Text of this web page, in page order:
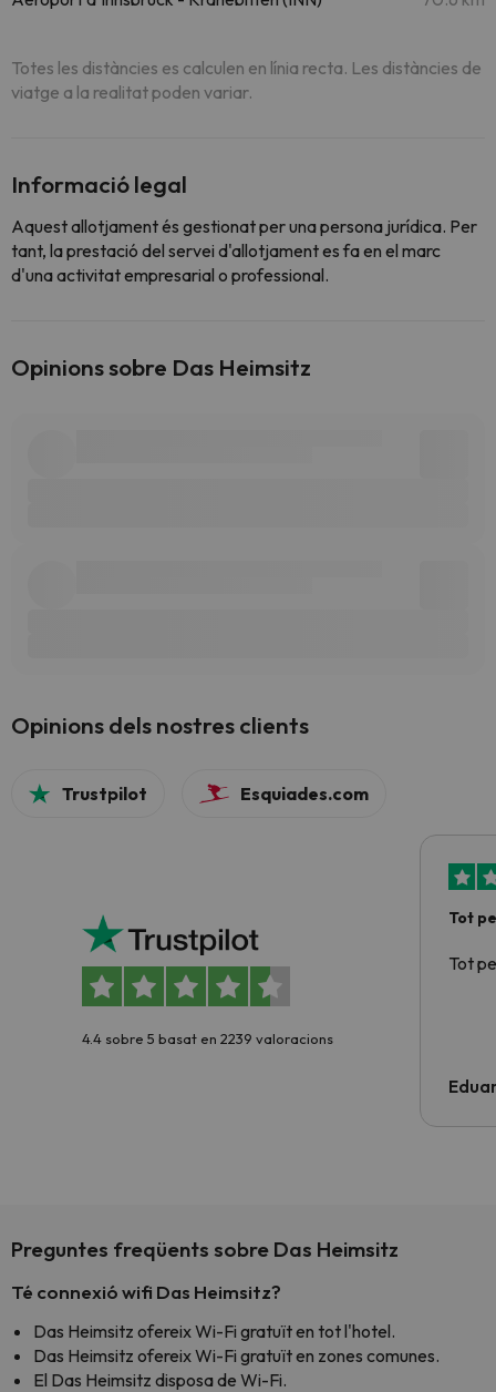
Totes les distàncies es calculen en línia recta. Les distàncies de
viatge a la realitat poden variar.
Informació legal
Aquest allotjament és gestionat per una persona jurídica. Per
tant, la prestació del servei d'allotjament es fa en el marc
d'una activitat empresarial o professional.
Opinions sobre Das Heimsitz
Opinions dels nostres clients
Trustpilot Esquiades.com
4.4 sobre 5 basat en 2239 valoracions
Tot
Tot
Preguntes freqüents sobre Das Heimsitz
Té connexió wifi Das Heimsitz?
Das Heimsitz ofereix Wi-Fi gratuït en tot l'hotel.
Das Heimsitz ofereix Wi-Fi gratuït en zones comunes.
El Das Heimsitz disposa de Wi-Fi.